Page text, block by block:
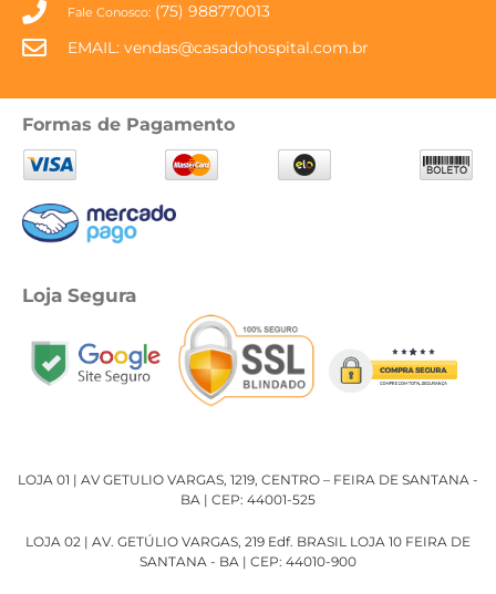
Fale Conosco:(75) 988770013
EMAIL: vendas@casadohospital.com.br
Formas de Pagamento
Loja Segura
LOJA 01 | AV GETULIO VARGAS, 1219, CENTRO – FEIRA DE SANTANA -
BA | CEP: 44001-525
LOJA 02 | AV. GETÚLIO VARGAS, 219 Edf. BRASIL LOJA 10 FEIRA DE
SANTANA - BA | CEP: 44010-900